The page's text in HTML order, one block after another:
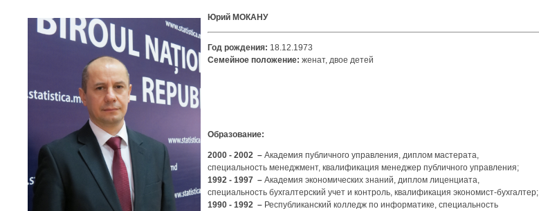
Юрий МОКАНУ
Год рождения: 18.12.1973
Семейное положение: женат, двое детей
Образование:
2000 - 2002 – Академия публичного управления, диплом мастерата,
специальность менеджмент, квалификация менеджер публичного управления;
1992 - 1997 – Академия экономических знаний, диплом лиценциата,
специальность бухгалтерский учет и контроль, квалификация экономист-бухгалтер;
1990 - 1992 – Республиканский колледж по информатике, специальность